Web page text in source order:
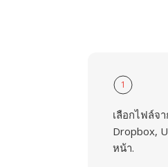
1
เลือกไฟล์จ
Dropbox,
หน้า.